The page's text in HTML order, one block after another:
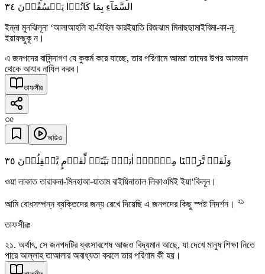
السَّمَآءِ بِمَا کَانُوۡا یَفۡسُقُوۡنَ ٣٤
ইন্না মুনঝিলূনা ‘আলাআহলি হা-যিহিল কারইয়াতি রিজঝাম মিনাছছামাইবিমা-কা-নূ
ইয়াফছুকূ ন।
এ জনপদের বাসিন্দাগণ যে কুকর্ম করে যাচ্ছে, তার পরিণামে আমরা তাদের উপর আসমান
থেকে আযাব নাযিল করব।
তাফসীর
৩৫
অডিও
وَلَقَدۡ تَّرَکۡنَا مِنۡہَاۤ اٰیَۃًۢ بَیِّنَۃً لِّقَوۡمٍ یَّعۡقِلُوۡنَ ٣٥
ওয়া লাকাত তারাকনা-মিনহাআ-য়াতাম বাইয়িনাতাল লিকাওমিই ইয়া‘কিলূন।
আমি বোধসম্পন্ন ব্যক্তিদের জন্য রেখে দিয়েছি এ জনপদের কিছু স্পষ্ট নিদর্শন। ২১
তাফসীরঃ
২১. অর্থাৎ, সে জনপদটির ধ্বংসাবশেষ আজও বিদ্যমান আছে, যা দেখে মানুষ শিক্ষা নিতে
পারে আল্লাহ তাআলার অবাধ্যতা করলে তার পরিণাম কী হয়।